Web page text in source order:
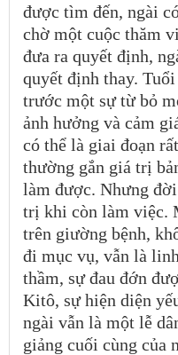
được tìm đến, ngài
chờ một cuộc thăm
đưa ra quyết định,
quyết định thay.
trước một sự từ bỏ
ảnh hưởng và cảm
có thể là giai đoạn
thường gắn giá trị
làm được. Nhưng
trị khi còn làm việc.
trên giường bệnh,
đi mục vụ, vẫn là
thầm, sự đau đớn
Kitô, sự hiện diện
ngài vẫn là một lễ
giảng cuối cùng của